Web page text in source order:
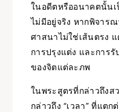
ในอดีตหรืออนาคตนั้นเ
ไม่มีอยู่จริง หากพิจาร
ศาสนาไม่ใช่เส้นตรง
การปรุงแต่ง และการ
ของจิตแต่ละภพ
ในพระสูตรที่กล่าวถึงส
กล่าวถึง “เวลา” ที่แต